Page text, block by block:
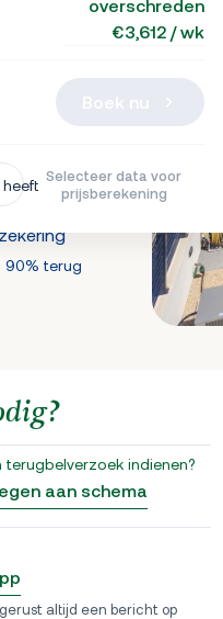
overschreden
€3,612 / wk
Selecteer data voor
prijsberekening
90% terug
terugbelverzoek indienen?
aan schema
altijd een bericht op